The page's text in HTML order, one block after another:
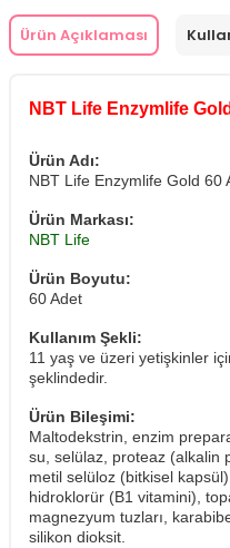
Ürün Açıklaması
NBT Life Enzymlife
Ürün Adı:
NBT Life Enzymlife Gold 60
Ürün Markası:
NBT Life
Ürün Boyutu:
60 Adet
Kullanım Şekli:
11 yaş ve üzeri yetişkinler
şeklindedir.
Ürün Bileşimi:
Maltodekstrin, enzim
su, selülaz, proteaz (alkalin
metil selüloz (bitkisel
hidroklorür (B1 vitamini),
magnezyum tuzları,
silikon dioksit.